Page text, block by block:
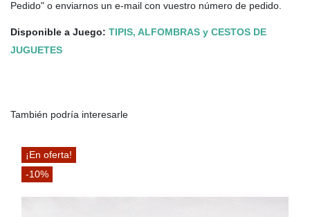
Pedido" o enviarnos un e-mail con vuestro número de pedido.
Disponible a Juego: TIPIS, ALFOMBRAS y CESTOS DE
JUGUETES
También podría interesarle
¡En oferta!
-10%